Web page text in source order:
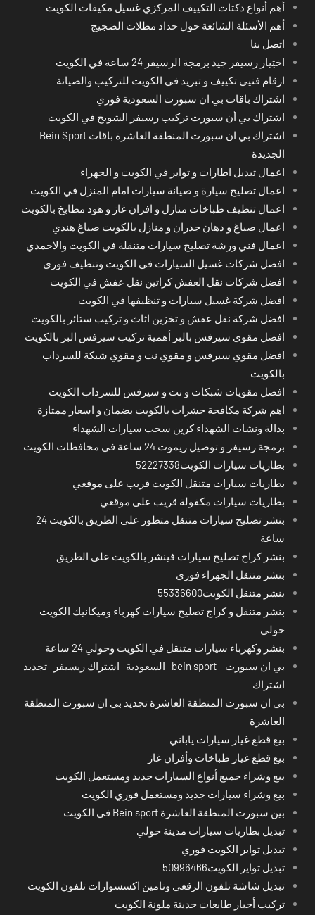
أهم أنواع دكتات التكييف المركزي غسيل مكيفات الكويت
أهم الأسئلة الشائعة حول حداد مظلات الضجيج
اتصل بنا
اختِيار رسيفر جيد برمجة الرسيفر 24 ساعة في الكويت
ارقام فنيي تكييف و تبريد في الكويت للتركيب والصيانة
اشتراك باقات بي ان سبورت السعودية فوري
اشتراك بي أن سبورت تركيب رسيفر الشويخ في الكويت
اشتراك بي ان سبورت المنطقة العاشرة باقات Bein Sport
الجديدة
اعمال تبديل اطارات و تواير في الكويت و الجهراء
اعمال تصليح سيارة و صيانة سيارات امام المنزل في الكويت
اعمال تنظيف طباخات منازل و افران غاز و هود مطابخ بالكويت
اعمال صباغ و دهان جدران و منازل بالكويت صباغ هندي
اعمال فني ورشة تصليح سيارات متنقلة في الكويت والاحمدي
افضل شركات غسيل السيارات في الكويت وتنظيف فوري
افضل شركات نقل العفش كراتين نقل عفش في الكويت
افضل شركة غسيل سيارات و تنظيفها في الكويت
افضل شركة نقل عفش و تخزين اثاث و تركيب ستائر بالكويت
افضل مقوي سيرفس بالبر أهمية تركيب سيرفس البر بالكويت
افضل مقوي سيرفس و مقوي نت و مقوي شبكة للسرداب
بالكويت
افضل مقويات شبكات و نت و سيرفس للسرداب الكويت
اهم شركة مكافحة حشرات بالكويت بضمان و اسعار ممتازة
بدالة ونشات الشهداء كرين سحب سيارات الشهداء
برمجة رسيفر و توصيل ريموت 24 ساعة في محافظات الكويت
بطاريات سيارات الكويت52227338
بطاريات سيارات متنقل الكويت قريب على موقعي
بطاريات سيارات مكفولة قريب على موقعي
بنشر تصليح سيارات متنقل متطور على الطريق بالكويت 24
ساعة
بنشر كراج تصليح سيارات فينشر بالكويت على الطريق
بنشر متنقل الجهراء فوري
بنشر متنقل الكويت55336600
بنشر متنقل و كراج تصليح سيارات كهرباء وميكانيك الكويت
حولي
بنشر وكهرباء سيارات متنقل في الكويت وحولي 24 ساعة
بي ان سبورت - bein sport -السعودية -اشتراك ريسيفر- تجديد
اشتراك
بي ان سبورت المنطقة العاشرة تجديد بي ان سبورت المنطقة
العاشرة
بيع قطع غيار سيارات ياباني
بيع قطع غيار طباخات وأفران غاز
بيع وشراء جميع أنواع السيارات جديد ومستعمل الكويت
بيع وشراء سيارات جديد ومستعمل فوري الكويت
بين سبورت المنطقة العاشرة Bein sport في الكويت
تبديل بطاريات سيارات مدينة حولي
تبديل تواير الكويت فوري
تبديل تواير الكويت50996466
تبديل شاشة تلفون الرقعي وتامين اكسسوارات تلفون الكويت
تركيب أحبار طابعات حديثة ملونة الكويت